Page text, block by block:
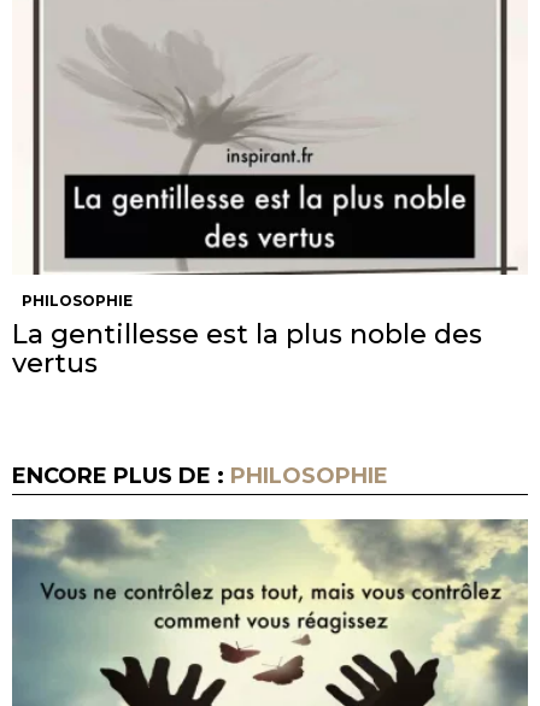
PHILOSOPHIE
La gentillesse est la plus noble des
vertus
ENCORE PLUS DE : PHILOSOPHIE